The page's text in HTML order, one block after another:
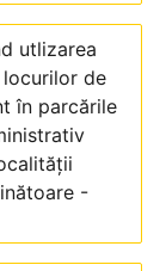
utlizarea
de
în parcările
-